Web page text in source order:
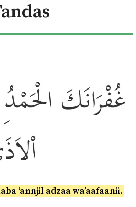
‘annjil adzaa wa’aafaanii.